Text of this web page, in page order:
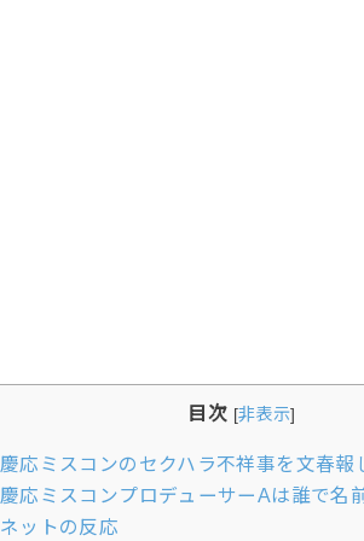
目次 [非表示]
慶応ミスコンのセクハラ不祥事を文春報
慶応ミスコンプロデューサーAは誰で名
ネットの反応